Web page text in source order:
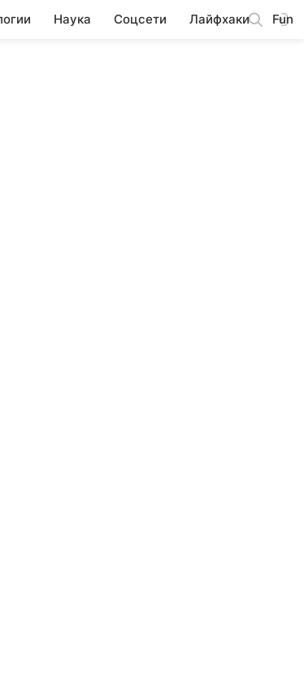
Наука Соцсети Лайфхаки Fun